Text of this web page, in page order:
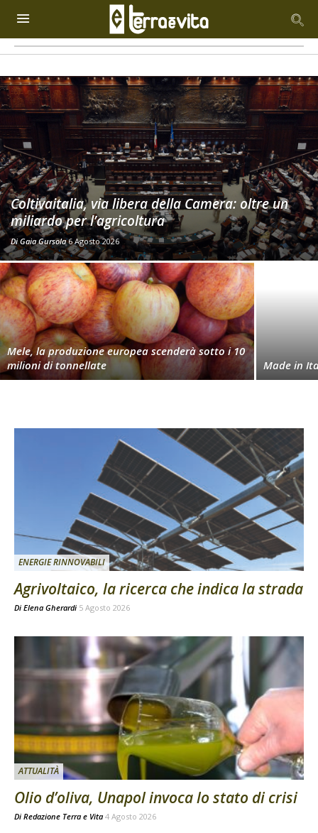
Coltivaitalia, via libera della Camera: oltre un
miliardo per l’agricoltura
DiGaia Gursola 6 Agosto 2026
Mele, la produzione europea scenderà sotto i 10
milioni di tonnellate
Made in
ENERGIE RINNOVABILI
Agrivoltaico, la ricerca che indica la strada
Di Elena Gherardi 5 Agosto 2026
ATTUALITÀ
Olio d’oliva, Unapol invoca lo stato di crisi
Di Redazione Terra e Vita 4 Agosto 2026